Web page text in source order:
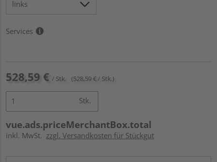
Services
528,59 € / Stk. (528,59 € / Stk.)
Stk.
vue.ads.priceMerchantBox.total
inkl. MwSt. zzgl. Versandkosten für Stückgut